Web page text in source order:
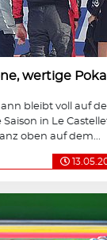
wertige
bleibt voll auf
in Le
oben auf dem...